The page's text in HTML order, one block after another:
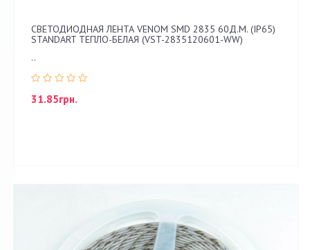
СВЕТОДИОДНАЯ ЛЕНТА VENOM SMD 2835 60Д.М. (IP65)
STANDART ТЕПЛО-БЕЛАЯ (VST-2835120601-WW)
..
31.85грн.